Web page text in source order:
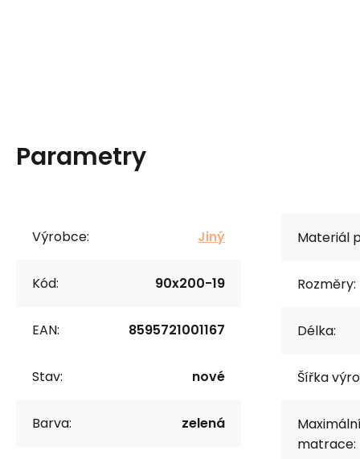
Parametry
Výrobce: Jiný
Kód: 90x200-19
EAN: 8595721001167
Stav: nové
Barva: zelená
Materiál
Rozměry:
Délka:
Šířka
matrace: